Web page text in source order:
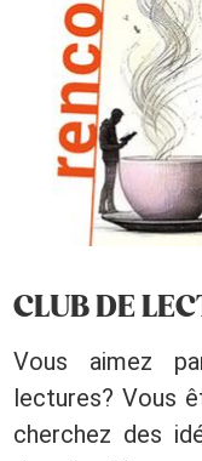
CLUB DE
Vous aimez
lectures? Vous
cherchez des